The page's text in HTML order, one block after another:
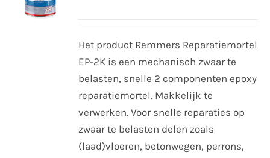
Het product Remmers Reparatiemortel
EP-2K is een mechanisch zwaar te
belasten, snelle 2 componenten epoxy
reparatiemortel. Makkelijk te
verwerken. Voor snelle reparaties op
zwaar te belasten delen zoals
(laad)vloeren, betonwegen, perrons,